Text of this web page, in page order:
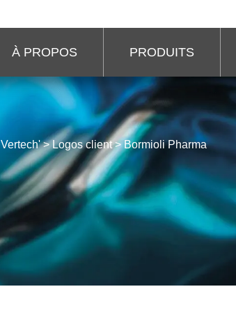
À PROPOS PRODUITS
Vertech'>Logos client>Bormioli Pharma